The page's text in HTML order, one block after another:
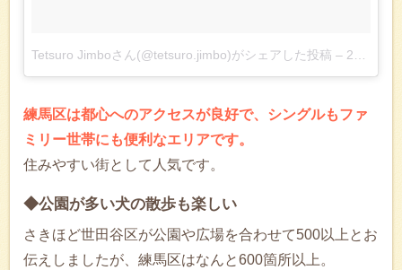
Tetsuro Jimboさん(@tetsuro.jimbo)がシェアした投稿 – 2018年 5月月22日午前3時37分PDT
練馬区は都心へのアクセスが良好で、シングルもファ
ミリー世帯にも便利なエリアです。
住みやすい街として人気です。
◆公園が多い犬の散歩も楽しい
さきほど世田谷区が公園や広場を合わせて500以上とお
伝えしましたが、練馬区はなんと600箇所以上。